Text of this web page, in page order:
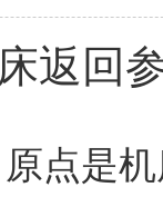
返回
点是